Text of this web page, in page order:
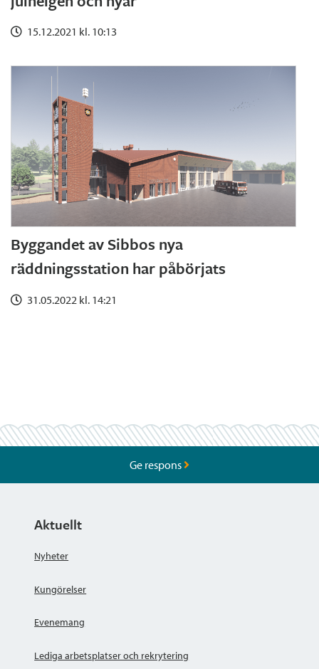
15.12.2021 kl. 10:13
Byggandet av Sibbos nya
räddningsstation har påbörjats
31.05.2022 kl. 14:21
Ge respons
Aktuellt
Nyheter
Kungörelser
Evenemang
Lediga arbetsplatser och rekrytering